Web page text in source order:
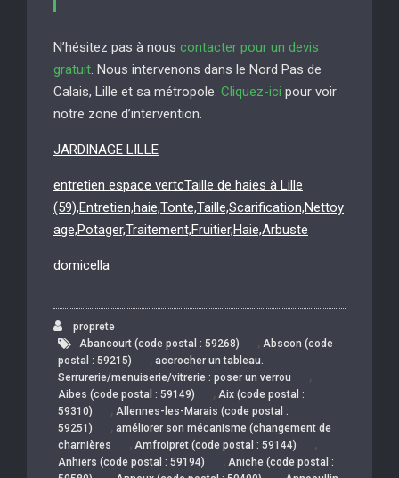
N’hésitez pas à nous contacter pour un devis
gratuit . Nous intervenons dans le Nord Pas de
Calais, Lille et sa métropole. Cliquez-ici pour voir
notre zone d’intervention.
JARDINAGE LILLE
entretien espace vertcTaille de haies à Lille
(59),Entretien,haie,Tonte,Taille,Scarification,Nettoy
age,Potager,Traitement,Fruitier,Haie,Arbuste
domicella
proprete
Abancourt (code postal : 59268)
, Abscon (code
postal : 59215)
, accrocher un tableau.
Serrurerie/menuiserie/vitrerie : poser un verrou
,
Aibes (code postal : 59149) , Aix (code postal :
59310)
, Allennes-les-Marais (code postal :
59251)
, améliorer son mécanisme (changement de
charnières
, Amfroipret (code postal : 59144) ,
Anhiers (code postal : 59194) , Aniche (code postal :